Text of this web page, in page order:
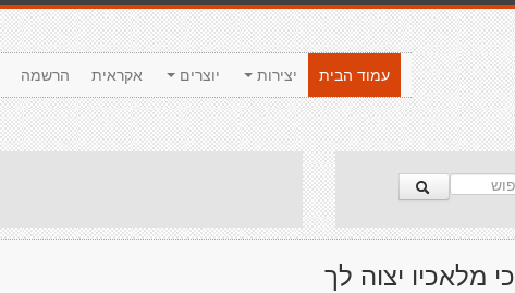
הרשמה אקראית יוצרים יצירות
עמוד הבית
כי מלאכיו יצוה לך